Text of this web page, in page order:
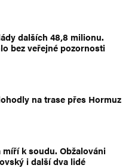
dalších 48,8 milionu.
bez veřejné pozornosti
na trase přes Hormuz
k soudu. Obžalováni
i další dva lidé